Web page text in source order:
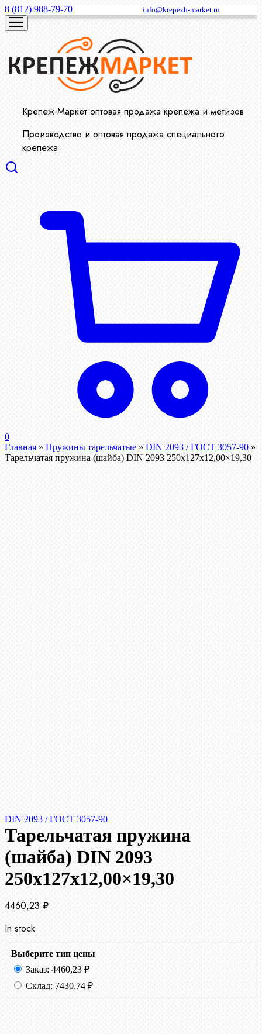
8 (812) 988-79-70 info@krepezh-market.ru
Крепеж-Маркет оптовая продажа крепежа и метизов
Производство и оптовая продажа специального
крепежа
0
Главная » Пружины тарельчатые » DIN 2093 / ГОСТ 3057-90 »
Тарельчатая пружина (шайба) DIN 2093 250x127x12,00×19,30
DIN 2093 / ГОСТ 3057-90
Тарельчатая пружина
(шайба) DIN 2093
250x127x12,00×19,30
4460,23 ₽
In stock
Выберите тип цены
Заказ: 4460,23 ₽
Склад: 7430,74 ₽